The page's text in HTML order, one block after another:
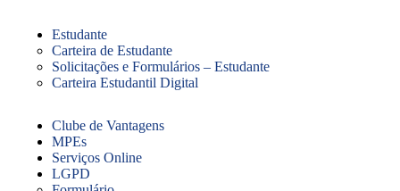
Estudante
Carteira de Estudante
Solicitações e Formulários – Estudante
Carteira Estudantil Digital
Clube de Vantagens
MPEs
Serviços Online
LGPD